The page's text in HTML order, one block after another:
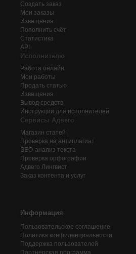
Создать заказ
Мои заказы
Извещения
Пополнить счёт
Статистика
API
Исполнителю
Работа онлайн
Мои работы
Продать статью
Извещения
Вывод средств
Инструкции для исполнителей
Сервисы Адвего
Магазин статей
Проверка на антиплагиат
SEO-анализ текста
Проверка орфографии
Адвего Лингвист
Заказ контента и услуг
Информация
Пользовательское соглашение
Политика конфиденциальности
Поддержка пользователей
Партнерская программа